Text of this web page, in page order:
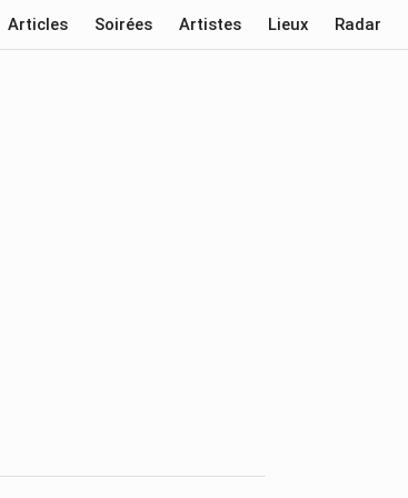
Articles Soirées Artistes Lieux Radar